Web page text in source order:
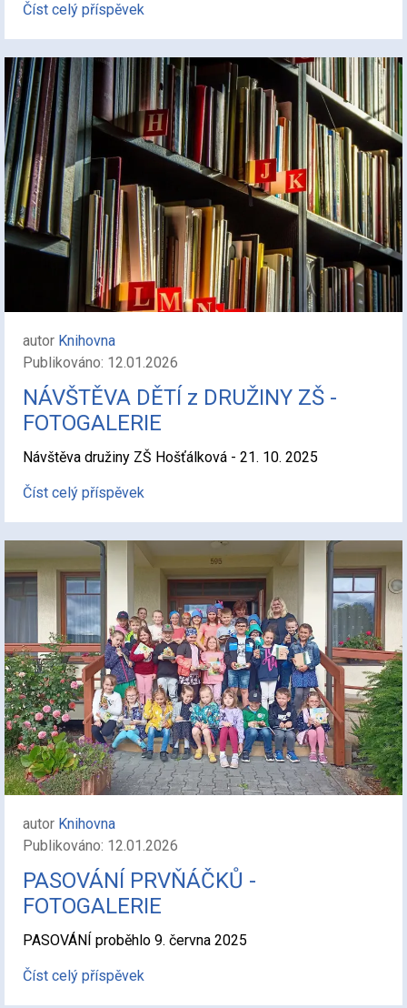
Číst celý příspěvek
autor Knihovna
Publikováno: 12.01.2026
NÁVŠTĚVA DĚTÍ z DRUŽINY ZŠ -
FOTOGALERIE
Návštěva družiny ZŠ Hošťálková - 21. 10. 2025
Číst celý příspěvek
autor Knihovna
Publikováno: 12.01.2026
PASOVÁNÍ PRVŇÁČKŮ -
FOTOGALERIE
PASOVÁNÍ proběhlo 9. června 2025
Číst celý příspěvek